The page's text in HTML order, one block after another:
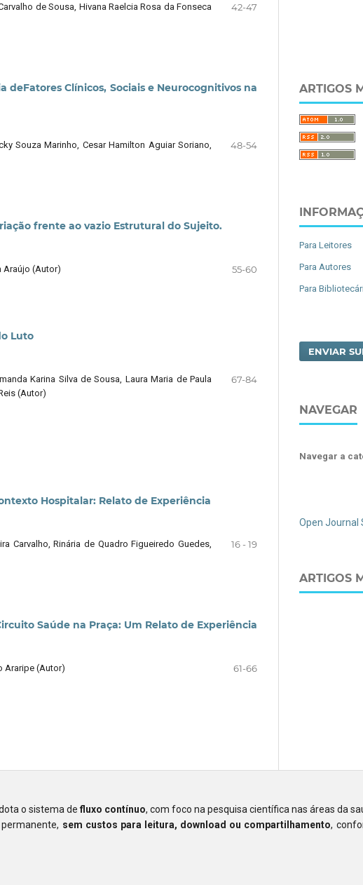
de Sousa, Hivana Raelcia Rosa da Fonseca
42-47
deFatores Clínicos, Sociais e Neurocognitivos na
Souza Marinho, Cesar Hamilton Aguiar Soriano,
48-54
frente ao vazio Estrutural do Sujeito.
Araújo (Autor) 55-60
Luto
Karina Silva de Sousa, Laura Maria de Paula
(Autor)
67-84
Hospitalar: Relato de Experiência
Carvalho, Rinária de Quadro Figueiredo Guedes,
16 - 19
Saúde na Praça: Um Relato de Experiência
Araripe (Autor) 61-66
ARTIGOS
Para Leitores
Para Autores
Para
ENVIAR
NAVEGAR
Navegar a
Open Journal
ARTIGOS
o sistema defluxo contínuo, com foco na pesquisa científica nas áreas da
sem custos para leitura, download ou compartilhamento,